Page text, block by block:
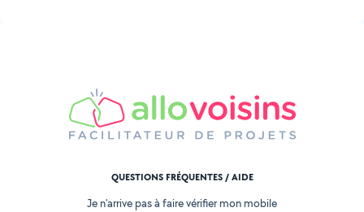
QUESTIONS FRÉQUENTES / AIDE
Je n'arrive pas à faire vérifier mon mobile